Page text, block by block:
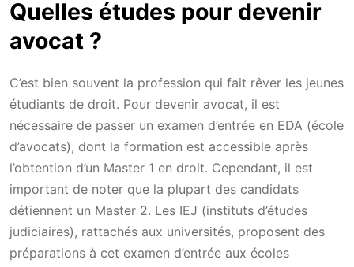
Quelles études pour devenir
avocat ?
C’est bien souvent la profession qui fait rêver les jeunes
étudiants de droit. Pour devenir avocat, il est
nécessaire de passer un examen d’entrée en EDA (école
d’avocats), dont la formation est accessible après
l’obtention d’un Master 1 en droit. Cependant, il est
important de noter que la plupart des candidats
détiennent un Master 2. Les IEJ (instituts d’études
judiciaires), rattachés aux universités, proposent des
préparations à cet examen d’entrée aux écoles